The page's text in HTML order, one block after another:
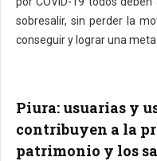
sobresalir, sin perder la
conseguir y lograr una meta.
Piura: usuarias y
contribuyen a la
patrimonio y los